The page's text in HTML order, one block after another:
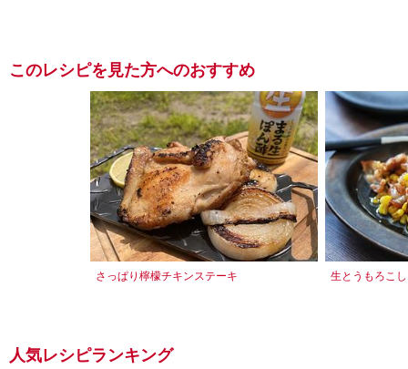
このレシピを見た方へのおすすめ
さっぱり檸檬チキンステーキ 生とうもろこ
人気レシピランキング